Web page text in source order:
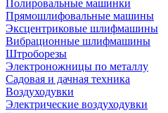
Полировальные машинки
Прямошлифовальные машины
Эксцентриковые шлифмашины
Вибрационные шлифмашины
Штроборезы
Электроножницы по металлу
Садовая и дачная техника
Воздуходувки
Электрические воздуходувки